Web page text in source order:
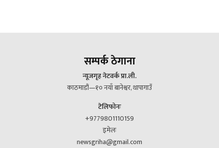
सम्पर्क ठेगाना
न्यूजगृह नेटवर्क प्रा.ली.
काठमाडौं—१० नयाँ बानेश्वर, थापागाउँ
टेलिफोनः
+9779801110159
इमेलः
newsgriha@gmail.com